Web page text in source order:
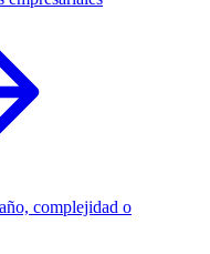
complejidad o